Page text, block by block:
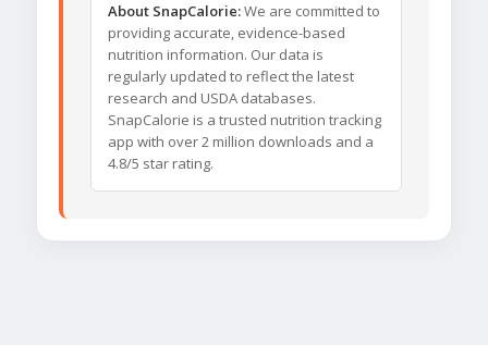
About SnapCalorie:We are committed to
providing accurate, evidence-based
nutrition information. Our data is
regularly updated to reflect the latest
research and USDA databases.
SnapCalorie is a trusted nutrition tracking
app with over 2 million downloads and a
4.8/5 star rating.